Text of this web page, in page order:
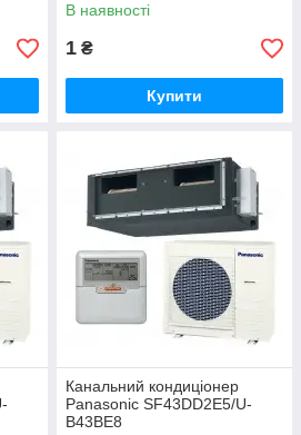
В наявності
1 ₴
Купити
Канальний кондиціонер
Panasonic SF43DD2E5/U-
B43BE8